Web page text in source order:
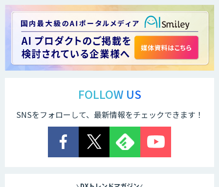
FOLLOW US
SNSをフォローして、最新情報をチェックできます！